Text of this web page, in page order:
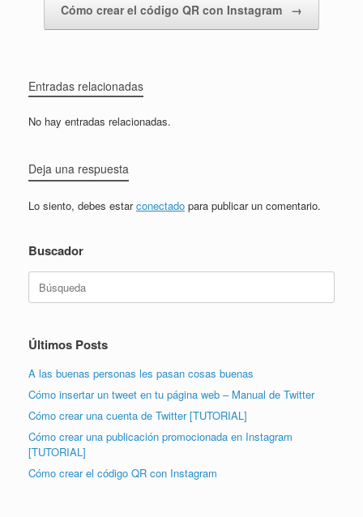
Cómo crear el código QR con Instagram →
Entradas relacionadas
No hay entradas relacionadas.
Deja una respuesta
Lo siento, debes estarconectado para publicar un comentario.
Buscador
Buscar:
Últimos Posts
A las buenas personas les pasan cosas buenas
Cómo insertar un tweet en tu página web – Manual de Twitter
Cómo crear una cuenta de Twitter [TUTORIAL]
Cómo crear una publicación promocionada en Instagram
[TUTORIAL]
Cómo crear el código QR con Instagram